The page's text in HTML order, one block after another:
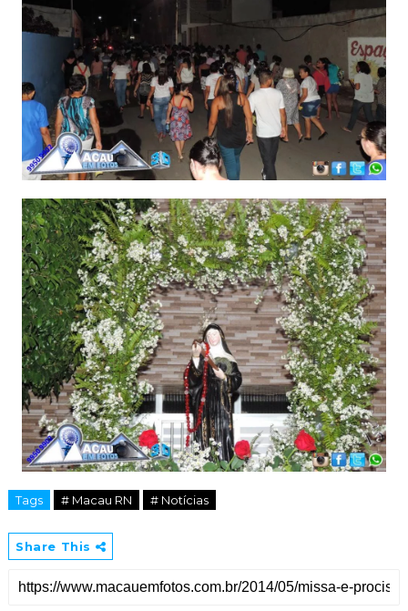
Tags # Macau RN # Notícias
Share This